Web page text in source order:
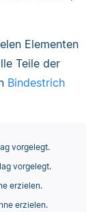
Elementen
Teile der
Bindestrich
vorgelegt.
vorgelegt.
erzielen.
erzielen.